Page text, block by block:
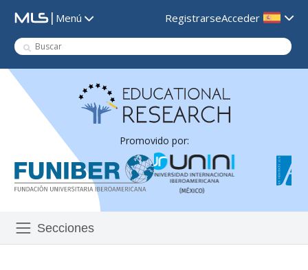
| Menú RegistrarseAcceder
Promovido por:
Secciones